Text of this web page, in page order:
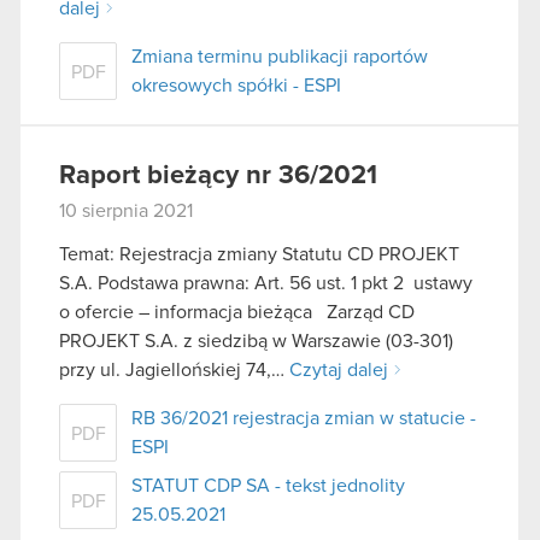
dalej
PDF
Zmiana terminu publikacji raportów
okresowych spółki - ESPI
Raport bieżący nr 36/2021
10 sierpnia 2021
Temat: Rejestracja zmiany Statutu CD PROJEKT
S.A. Podstawa prawna: Art. 56 ust. 1 pkt 2 ustawy
o ofercie – informacja bieżąca Zarząd CD
PROJEKT S.A. z siedzibą w Warszawie (03-301)
przy ul. Jagiellońskiej 74,… Czytaj dalej
PDF
RB 36/2021 rejestracja zmian w statucie -
ESPI
PDF
STATUT CDP SA - tekst jednolity
25.05.2021